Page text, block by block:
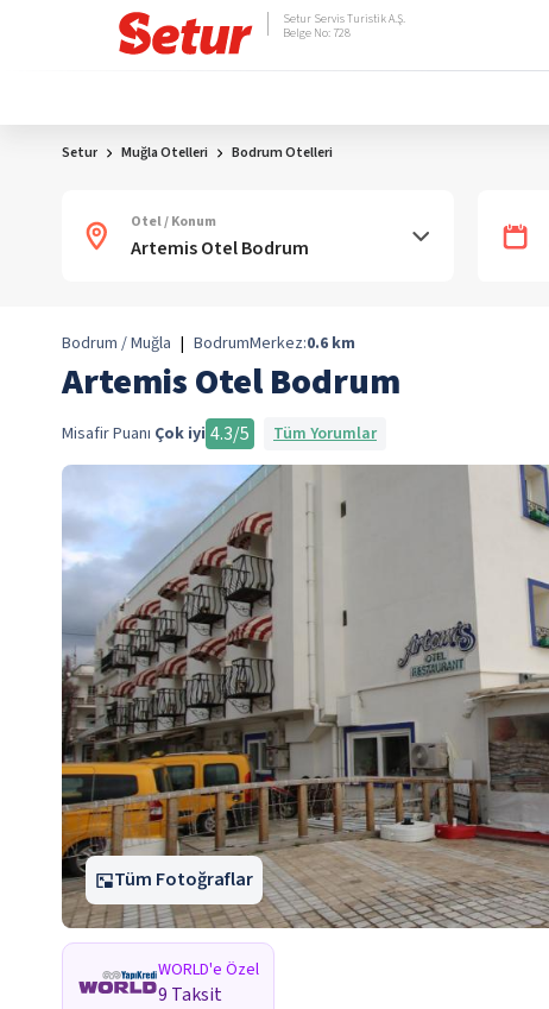
Setur Servis Turistik A.Ş.
Belge No: 728
Setur Muğla Otelleri Bodrum Otelleri
Otel / Konum
Bodrum / Muğla | BodrumMerkez:0.6 km
Artemis Otel Bodrum
Misafir Puanı Çok iyi 4.3/5 Tüm Yorumlar
Tüm Fotoğraflar
WORLD'e Özel
9 Taksit